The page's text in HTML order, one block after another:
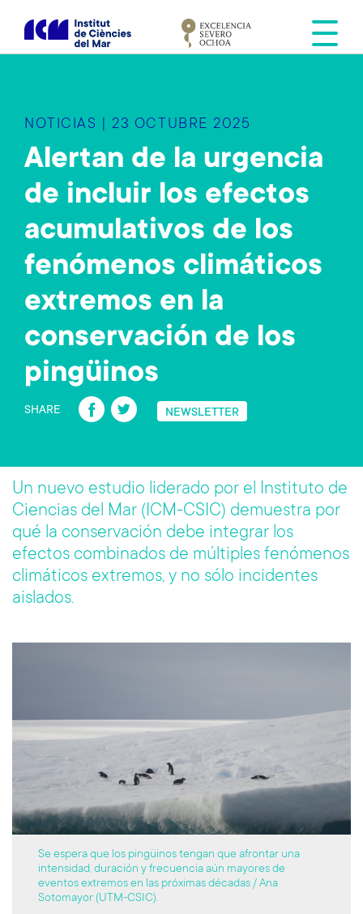
i
NOTICIAS | 23 OCTUBRE 2025
Alertan de la urgencia
de incluir los efectos
acumulativos de los
fenómenos climáticos
extremos en la
conservación de los
pingüinos
SHARE
Fa
ce
o
ok
er
NEWSLETTER
Un nuevo estudio liderado por el Instituto de
Ciencias del Mar (ICM-CSIC) demuestra por
qué la conservación debe integrar los
efectos combinados de múltiples fenómenos
climáticos extremos, y no sólo incidentes
aislados.
Se espera que los pingüinos tengan que afrontar una
intensidad, duración y frecuencia aún mayores de
eventos extremos en las próximas décadas / Ana
Sotomayor (UTM-CSIC).